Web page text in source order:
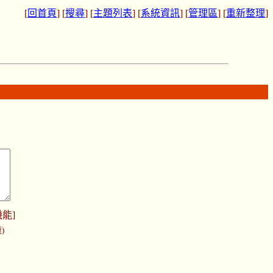
[回首頁] [搜尋] [主題列表] [系統資訊] [管理區] [重新整理]
能]
)